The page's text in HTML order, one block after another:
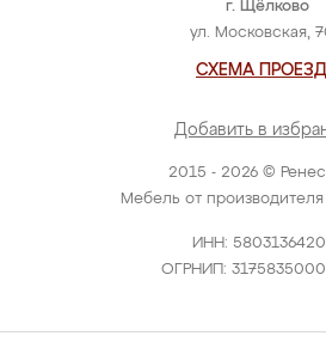
2015 - 2026 ©
Мебель от
ИНН:
ОГРНИП:
г. Щёлково
ул. Московская,
СХЕМА
Добавить в